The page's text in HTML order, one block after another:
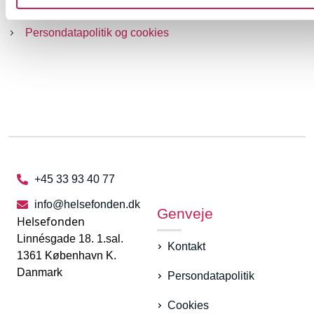
Persondatapolitik og cookies
+45 33 93 40 77
info@helsefonden.dk
Helsefonden
Linnésgade 18. 1.sal.
1361 København K.
Danmark
Genveje
Kontakt
Persondatapolitik
Cookies